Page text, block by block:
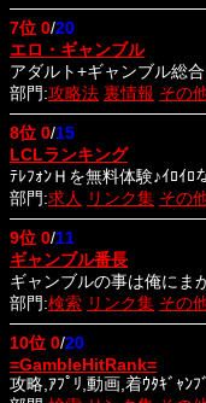
7位 0/20
エロ・ギャンブル
アダルト+ギャンブル総
部門:攻略法 裏情報 その
8位 0/15
LCLランキング
ﾃﾚﾌｫﾝＨを無料体験♪ｲﾛｲﾛ
部門:求人 リンク集 その
9位 0/11
ギャンブル番長
ギャンブルの事は俺にま
部門:検索 リンク集 その
10位 0/20
=GambleHitRank=
攻略,ｱﾌﾟﾘ,動画,着ｳﾀｷﾞｬﾝﾌ